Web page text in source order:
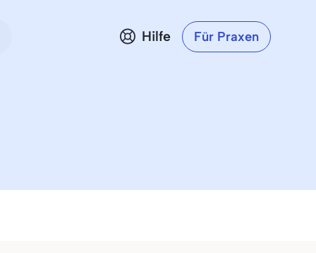
Hilfe Für Praxen